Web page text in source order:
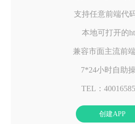
支持任意前端代
本地可打开的
兼容市面主流前
7*24小时自助
TEL：
创建APP